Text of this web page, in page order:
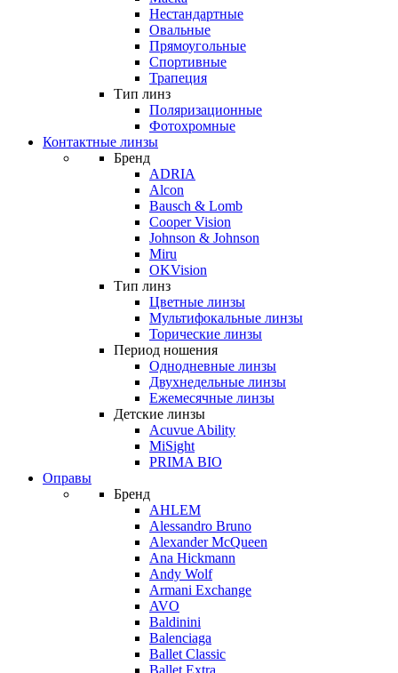
Нестандартные
Овальные
Прямоугольные
Спортивные
Трапеция
Тип линз
Поляризационные
Фотохромные
Контактные линзы
Бренд
ADRIA
Alcon
Bausch & Lomb
Cooper Vision
Johnson & Johnson
Miru
OKVision
Тип линз
Цветные линзы
Мультифокальные линзы
Торические линзы
Период ношения
Однодневные линзы
Двухнедельные линзы
Ежемесячные линзы
Детские линзы
Acuvue Ability
MiSight
PRIMA BIO
Оправы
Бренд
AHLEM
Alessandro Bruno
Alexander McQueen
Ana Hickmann
Andy Wolf
Armani Exchange
AVO
Baldinini
Balenciaga
Ballet Classic
Ballet Extra